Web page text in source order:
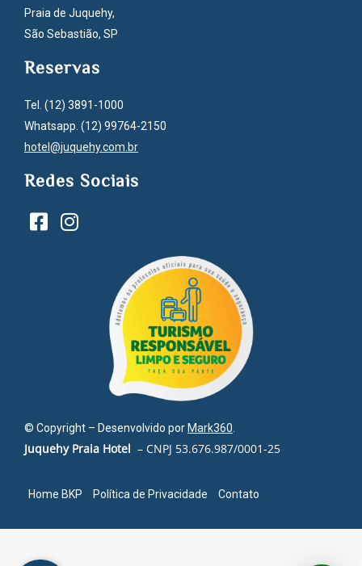
Praia de Juquehy,
São Sebastião, SP
Reservas
Tel. (12) 3891-1000
Whatsapp. (12) 99764-2150
hotel@juquehy.com.br
Redes Sociais
© Copyright – Desenvolvido por Mark360
Juquehy Praia Hotel – CNPJ 53.676.987/0001-25
Home BKP Política de Privacidade Contato